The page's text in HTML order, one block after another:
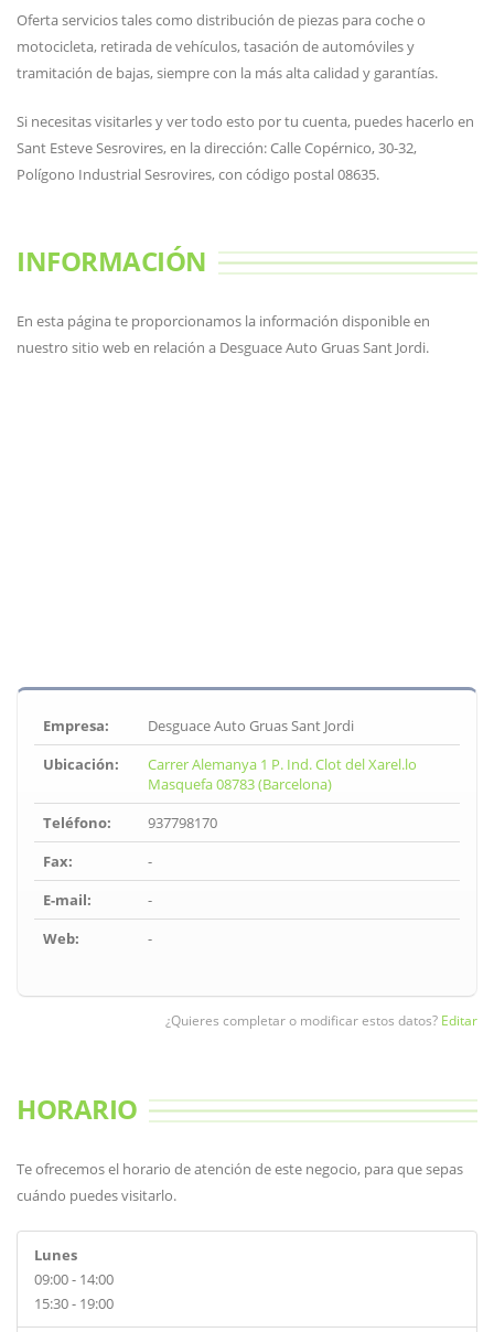
Oferta servicios tales como distribución de piezas para coche o
motocicleta, retirada de vehículos, tasación de automóviles y
tramitación de bajas, siempre con la más alta calidad y garantías.
Si necesitas visitarles y ver todo esto por tu cuenta, puedes hacerlo en
Sant Esteve Sesrovires, en la dirección: Calle Copérnico, 30-32,
Polígono Industrial Sesrovires, con código postal 08635.
INFORMACIÓN
En esta página te proporcionamos la información disponible en
nuestro sitio web en relación a Desguace Auto Gruas Sant Jordi.
Empresa:
Desguace Auto Gruas Sant Jordi
Ubicación:
Carrer Alemanya 1 P. Ind. Clot del Xarel.lo
Masquefa 08783 (Barcelona)
Teléfono:
937798170
Fax:
-
E-mail:
-
Web:
-
¿Quieres completar o modificar estos datos? Editar
HORARIO
Te ofrecemos el horario de atención de este negocio, para que sepas
cuándo puedes visitarlo.
Lunes
09:00 - 14:00
15:30 - 19:00